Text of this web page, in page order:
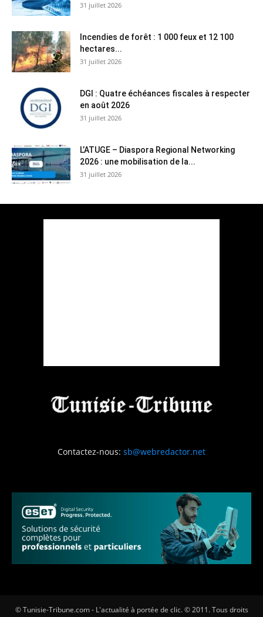
31 juillet 2026
Incendies de forêt : 1 000 feux et 12 100
hectares...
31 juillet 2026
DGI : Quatre échéances fiscales à respecter
en août 2026
31 juillet 2026
L’ATUGE – Diaspora Regional Networking
2026 : une mobilisation de la...
31 juillet 2026
Contactez-nous: sb@webredactor.net
© Tunisie-Tribune.com - L'actualité à portée de clic. © 2011. Tous droits